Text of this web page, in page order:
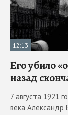
12:13
Его убило
назад
7 августа 1921
века Александр